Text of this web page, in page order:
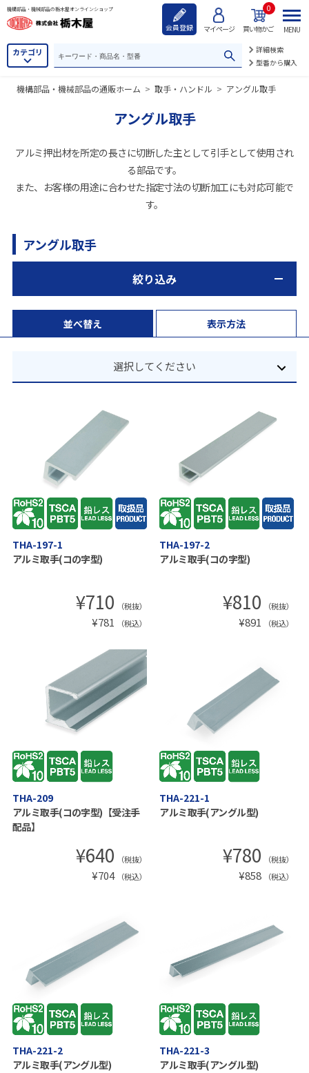
機構部品・機械部品の栃木屋オンラインショップ
会員登録 マイページ 買い物かご
0
カテゴリ
詳細検索
型番から購入
MENU
機構部品・機械部品の通販ホーム > 取手・ハンドル > アングル取手
アングル取手
アルミ押出材を所定の長さに切断した主として引手として使用され
る部品です。
また、お客様の用途に合わせた指定寸法の切断加工にも対応可能で
す。
アングル取手
絞り込み
並べ替え 表示方法
選択してください
THA-197-1
アルミ取手(コの字型)
¥710 （税抜）
¥781 （税込）
THA-197-2
アルミ取手(コの字型)
¥810 （税抜）
¥891 （税込）
THA-209
アルミ取手(コの字型)【受注手
配品】
¥640 （税抜）
¥704 （税込）
THA-221-1
アルミ取手(アングル型)
¥780 （税抜）
¥858 （税込）
THA-221-2
アルミ取手(アングル型)
THA-221-3
アルミ取手(アングル型)